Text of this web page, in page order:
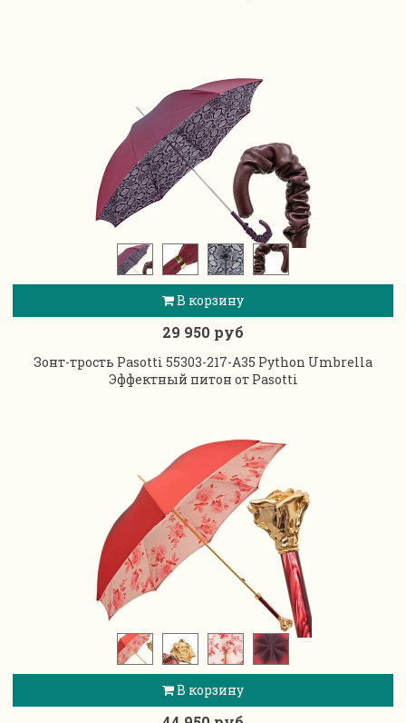
В корзину
29 950 руб
Зонт-трость Pasotti 55303-217-А35 Python Umbrella
Эффектный питон от Pasotti
В корзину